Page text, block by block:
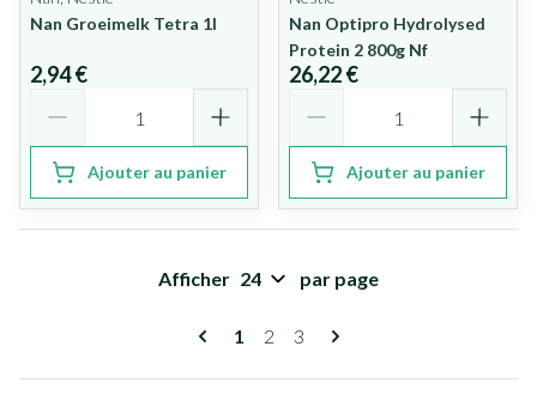
Nan Groeimelk Tetra 1l
2,94 €
Ajouter au panier
Nan Optipro Hydrolysed
Protein 2 800g Nf
26,22 €
Ajouter au panier
Pages
Vous lisez actuellement la page
1 Page
2 Page
3
Afficher par page